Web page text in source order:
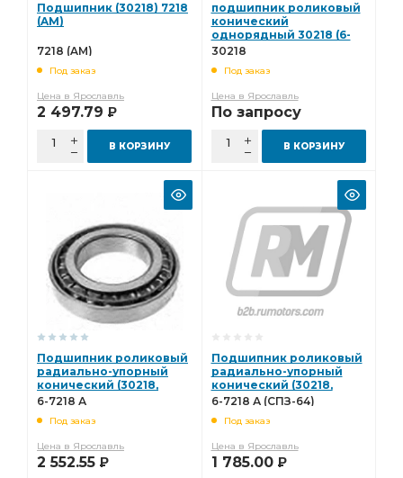
Подшипник (30218) 7218
(AM)
7218 (AM)
Под заказ
Цена в Ярославль
2 497.79 Р
В КОРЗИНУ
подшипник роликовый
конический
однорядный 30218 (6-
7218А 7218A) КАМАЗ
30218
Под заказ
Цена в Ярославль
По запросу
В КОРЗИНУ
Подшипник роликовый
радиально-упорный
конический (30218,
864738) (ГПЗ) 6-7218 А
6-7218 А
Под заказ
Цена в Ярославль
2 552.55 Р
Подшипник роликовый
радиально-упорный
конический (30218,
864738) 6-7218 А
6-7218 А (СПЗ-64)
Под заказ
Цена в Ярославль
1 785.00 Р